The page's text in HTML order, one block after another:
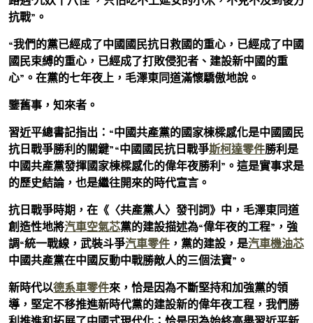
抗戰”。
“我們的黨已經成了中國國民抗日救國的重心，已經成了中國
國民束縛的重心，已經成了打敗侵犯者、建設新中國的重
心”。在黨的七年夜上，毛澤東同道滿懷驕傲地說。
鑒舊事，知來者。
習近平總書記指出：“中國共產黨的國家棟樑感化是中國國民
抗日戰爭勝利的關鍵”“中國國民抗日戰爭斯柯達零件勝利是
中國共產黨發揮國家棟樑感化的偉年夜勝利”。這是實事求是
的歷史結論，也是繼往開來的時代宣言。
抗日戰爭時期，在《〈共產黨人〉發刊詞》中，毛澤東同道
創造性地將汽車空氣芯黨的建設描述為“偉年夜的工程”，強
調“統一戰線，武裝斗爭汽車零件 ，黨的建設，是汽車機油芯
中國共產黨在中國反動中戰勝敵人的三個法寶”。
新時代以德系車零件來，恰是因為不斷堅持和加強黨的領
導，堅定不移推進新時代黨的建設新的偉年夜工程，我們勝